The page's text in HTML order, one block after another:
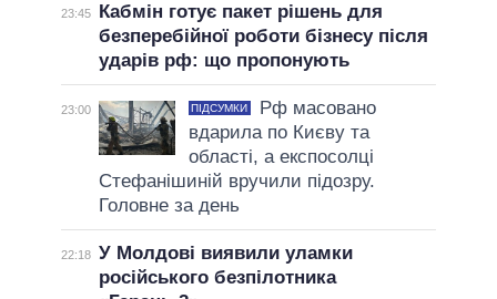
23:45
Кабмін готує пакет рішень для
безперебійної роботи бізнесу після
ударів рф: що пропонують
23:00 ПІДСУМКИ
Рф масовано
вдарила по Києву та
області, а експосолці
Стефанішиній вручили підозру.
Головне за день
22:18 У Молдові виявили уламки
російського безпілотника